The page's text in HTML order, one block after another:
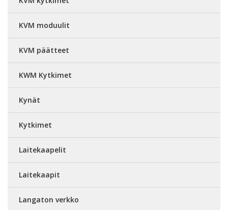
KVM moduulit
KVM päätteet
KWM Kytkimet
Kynät
Kytkimet
Laitekaapelit
Laitekaapit
Langaton verkko